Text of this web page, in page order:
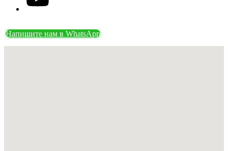
Напишите нам в WhatsApp